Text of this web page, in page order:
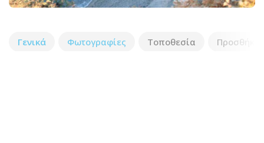
Γενικά Φωτογραφίες Τοποθεσία Προσθήκη